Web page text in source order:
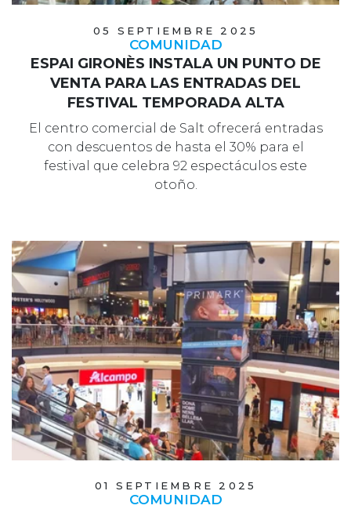
05 SEPTIEMBRE 2025
COMUNIDAD
ESPAI GIRONÈS INSTALA UN PUNTO DE
VENTA PARA LAS ENTRADAS DEL
FESTIVAL TEMPORADA ALTA
El centro comercial de Salt ofrecerá entradas
con descuentos de hasta el 30% para el
festival que celebra 92 espectáculos este
otoño.
01 SEPTIEMBRE 2025
COMUNIDAD